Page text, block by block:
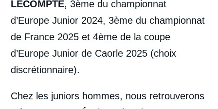
LECOMPTE, 3ème du championnat
d’Europe Junior 2024, 3ème du championnat
de France 2025 et 4ème de la coupe
d’Europe Junior de Caorle 2025 (choix
discrétionnaire).
Chez les juniors hommes, nous retrouverons